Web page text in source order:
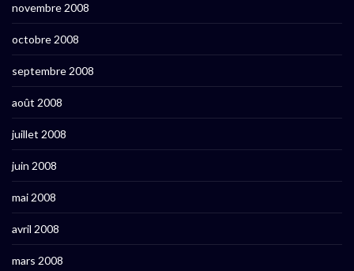
novembre 2008
octobre 2008
septembre 2008
août 2008
juillet 2008
juin 2008
mai 2008
avril 2008
mars 2008